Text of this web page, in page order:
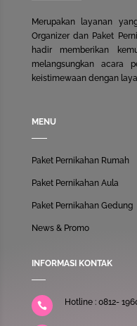
Merupakan layanan
Organizerdan Paket
hadir memberikan
melangsungkan acara
keistimewaan dengan
MENU
Paket Pernikahan Rumah
Paket Pernikahan Aula
Paket Pernikahan Gedung
News & Promo
INFORMASI KONTAK
 Hotline : 0812-